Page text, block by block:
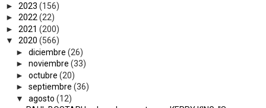
► 2023 (156)
► 2022(22)
► 2021 (200)
▼
2020 (566)
► diciembre (26)
► noviembre (33)
► octubre (20)
► septiembre (36)
▼
agosto (12)